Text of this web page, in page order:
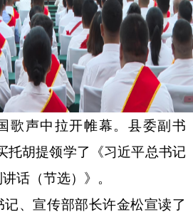
歌声中拉开帷幕。县委副书
托胡提领学了《习近平总书记
话（节选）》。
、宣传部部长许金松宣读了